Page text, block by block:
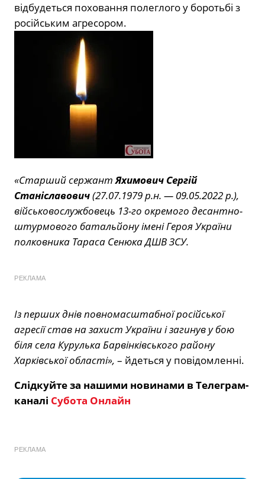
відбудеться поховання полеглого у боротьбі з
російським агресором.
«Старший сержантЯхимович Сергій
Станіславович(27.07.1979 р.н. — 09.05.2022 р.),
військовослужбовець 13-го окремого десантно-
штурмового батальйону імені Героя України
полковника Тараса Сенюка ДШВ ЗСУ.
РЕКЛАМА
Із перших днів повномасштабної російської
агресії став на захист України і загинув у бою
біля села Курулька Барвінківського району
Харківської області», – йдеться у повідомленні.
Слідкуйте за нашими новинами в Телеграм-
каналі Субота Онлайн
РЕКЛАМА